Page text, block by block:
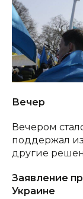
Вечер
Вечером
поддержал
другие
Заявление
Украине